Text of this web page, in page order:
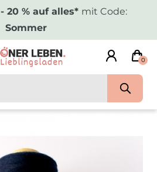
- 20 % auf alles* mit Code:
Sommer
0